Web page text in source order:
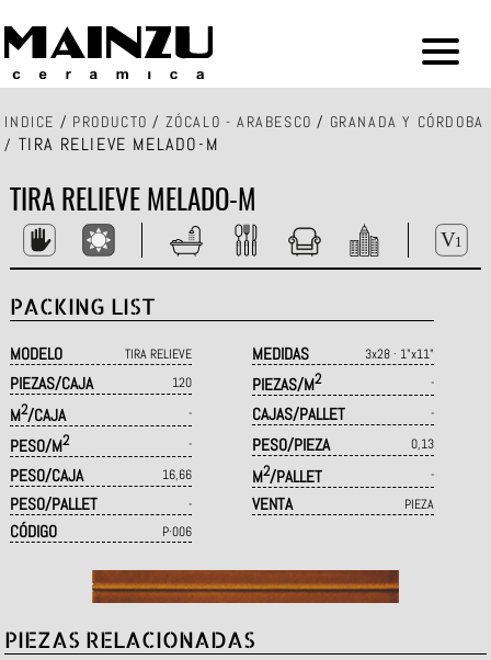
INDICE / PRODUCTO / ZÓCALO - ARABESCO / GRANADA Y CÓRDOBA
/ TIRA RELIEVE MELADO-M
TIRA RELIEVE MELADO-M
PACKING LIST
MODELO TIRA RELIEVE MEDIDAS 3x28 · 1"x11"
PIEZAS/CAJA 120 PIEZAS/M2 -
M2/CAJA - CAJAS/PALLET -
PESO/M2 - PESO/PIEZA 0,13
PESO/CAJA 16,66 M2/PALLET -
PESO/PALLET - VENTA PIEZA
CÓDIGO P·006
PIEZAS RELACIONADAS